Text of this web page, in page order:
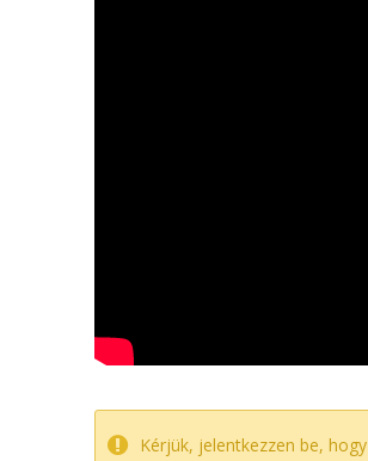
Kérjük, jelentkezzen be, hogy